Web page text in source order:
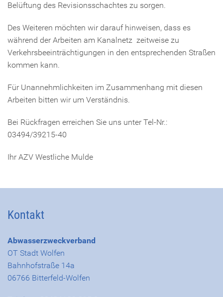
Belüftung des Revisionsschachtes zu sorgen.
Des Weiteren möchten wir darauf hinweisen, dass es
während der Arbeiten am Kanalnetz zeitweise zu
Verkehrsbeeinträchtigungen in den entsprechenden Straßen
kommen kann.
Für Unannehmlichkeiten im Zusammenhang mit diesen
Arbeiten bitten wir um Verständnis.
Bei Rückfragen erreichen Sie uns unter Tel-Nr.:
03494/39215-40
Ihr AZV Westliche Mulde
Kontakt
Abwasserzweckverband
OT Stadt Wolfen
Bahnhofstraße 14a
06766 Bitterfeld-Wolfen